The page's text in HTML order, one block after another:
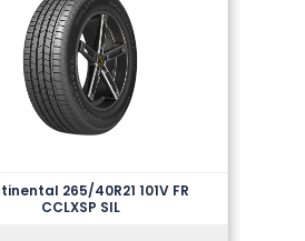
265/40R21 101V FR
CCLXSP SIL